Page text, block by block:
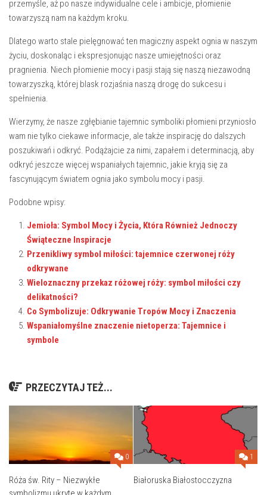
przemyśle, aż po nasze indywidualne cele​ i ambicje, płomienie
towarzyszą nam na każdym kroku.
Dlatego warto stale pielęgnować ten magiczny aspekt ⁢ognia w⁢ naszym⁤
życiu, doskonaląc i ekspresjonując nasze umiejętności oraz
pragnienia. Niech płomienie mocy i pasji stają‌ się naszą niezawodną
towarzyszką, której blask rozjaśnia naszą drogę do sukcesu ⁢i
spełnienia.
Wierzymy, że nasze zgłębianie tajemnic symboliki płomieni przyniosło
wam nie tylko ciekawe informacje, ale także inspirację do dalszych
poszukiwań i odkryć. Podążajcie za nimi, zapałem i determinacją, aby
odkryć jeszcze więcej wspaniałych tajemnic, ‍jakie​ kryją ⁢się za
fascynującym światem ognia jako symbolu mocy i pasji.
Podobne wpisy:
Jemioła: Symbol Mocy i Życia, Która Również Jednoczy
Świąteczne Inspiracje
Przenikliwy symbol miłości: tajemnice czerwonej róży
odkrywane
Wieloznaczny przekaz różowej róży: symbol miłości czy
delikatności?
Co Symbolizuje: Odkrywanie Tropów Mocy i Znaczenia
Wspaniałomyślne znaczenie nietoperza: Tajemnice i
symbole
PRZECZYTAJ TEŻ...
0
Róża św. Rity – Niezwykłe
1
Białoruska Białostocczyzna